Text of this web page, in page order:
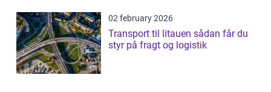
02 february 2026
Transport til litauen sådan får du
styr på fragt og logistik